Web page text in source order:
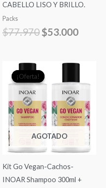
CABELLO LISO Y BRILLO.
Packs
$77.970$53.000
¡Oferta!
AGOTADO
¡Oferta!
Kit Go Vegan-Cachos-
INOAR Shampoo 300ml +
precio
original
era:
$26.500.
El
actual
es: